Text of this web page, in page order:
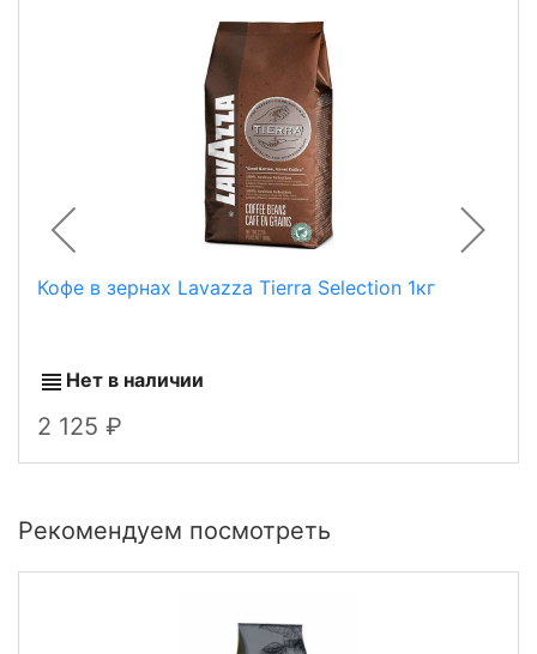
Кофе в зернах Lavazza Tierra Selection 1кг
Нет в наличии
2 125
Рекомендуем посмотреть